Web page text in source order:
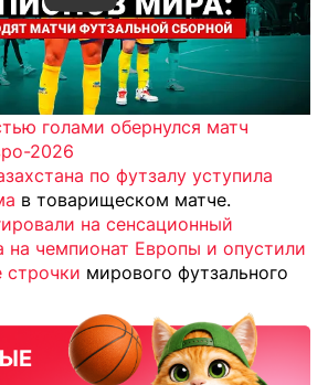
голами обернулся матч
2026
по футзалу уступила
в товарищеском матче.
на сенсационный
на чемпионат Европы и опустили
строчки мирового футзального